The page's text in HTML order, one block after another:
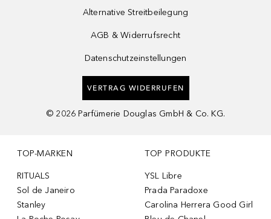
Alternative Streitbeilegung
AGB & Widerrufsrecht
Datenschutzeinstellungen
VERTRAG WIDERRUFEN
© 2026 Parfümerie Douglas GmbH & Co. KG.
TOP-MARKEN
RITUALS
Sol de Janeiro
Stanley
TOP PRODUKTE
YSL Libre
Prada Paradoxe
Carolina Herrera Good Girl